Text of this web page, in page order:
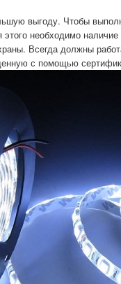
выгоду. Чтобы
необходимо
Всегда должны
с помощью